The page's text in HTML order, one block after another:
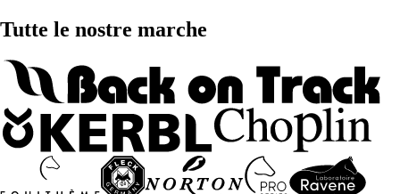
Tutte le nostre marche